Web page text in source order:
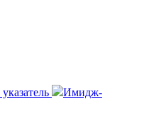
Имидж-